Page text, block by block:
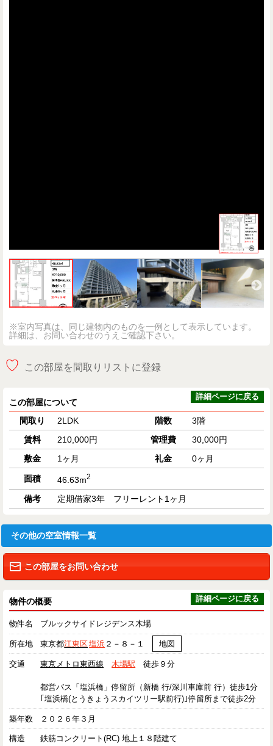
※室内写真は、同じ建物内のものを一例として表示しています。
詳細は、お問い合わせのうえご確認下さい。
♡ この部屋を間取りリストに登録
この部屋について
詳細ページに戻る
間取り 2LDK 階数
3階
賃料
210,000円 管理費
30,000円
敷金
1ヶ月 礼金 0ヶ月
面積 46.63m2
備考 定期借家3年 フリーレント1ヶ月
その他の空室情報一覧
この部屋をお問い合わせ
物件の概要 詳細ページに戻る
物件名 ブルックサイドレジデンス木場
所在地 東京都江東区塩浜 ２－８－１ 地図
交通 東京メトロ東西線 木場駅 徒歩９分
都営バス「塩浜橋」停留所（新橋 行/深川車庫前 行）徒歩1分
｢塩浜橋(とうきょうスカイツリー駅前行)｣停留所まで徒歩2分
築年数 ２０２６年３月
構造 鉄筋コンクリート(RC) 地上１８階建て